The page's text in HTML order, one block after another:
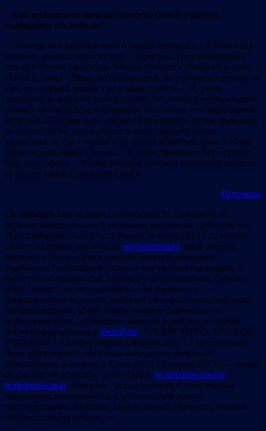
– Как планируете почтить память Олеся в пятую
годовщину его гибели?
– Обычно на кладбище много людей приходит, а в этом году,
конечно, ничего этого нельзя – карантин. Но я обязательно
пойду к Олесю на могилу. Может, пойдем с Наташей (вдова
Олеся Бузины – Ред.), но больше двух же собираться нельзя. А
там, кто захочет, может сам к нему прийти… Я очень
волнуюсь за каждого из его друзей. Без конца предупреждают
сейчас, что надо беречь стариков, а я считаю, что надо беречь
молодых. Поэтому всех друзей Олеся прошу: лучше выждите,
не идите сейчас на кладбище к нему, придете после
карантина. А так – иконы есть, будем молиться дома. Сейчас
такая неделя, перед Пасхой… Я единственное у Бога прошу…
Ему дано право… Чтобы убийцы всё-таки наказание понесли.
И те, кто заказал убийство Олеся.
Источник
От belisrael. Мы склонны согласиться со словами В. П.
Бузины, вынесенными в заголовок материала. Добавим, что
Павел Шеремет был убит в Киеве 20 июля 2016 г., а в июне
2016 г. на нашем сайте было опубликовано такое мнение
(перевод с бел.): «Деятельность премьер-министра
Владимира Гройсмана в Украине мне трудно оценивать, к
тому же не прошло ещё 100 дней с его назначения. Однако
один “минус” он уже заработал: не выдавил из
правительства человека, который это правительство явно
дискредитирует. Имею в виду «ответственного» за
внутренние дела… Известно что год назад Арсен Аваков
бодро отрапортовал в фейсбуке: “УБИЙСТВО О. БУЗИНЫ
РАСКРЫТО. Сегодня утром [18 июня 2015 г.] преступники
были задержаны ”. На самом деле за преступление –
совершённое, напомню в Киеве днём 16 апреля 2015 г. – никто
до сих пор не осуждён. Суд в 2016 г. не продлил арест
подозреваемых которых “целый министр ” в нарушение
презумпции невиновности в прошлом году назвал
преступниками. Недалеко заедет ненька-Украина с такими
должностными лицами…».